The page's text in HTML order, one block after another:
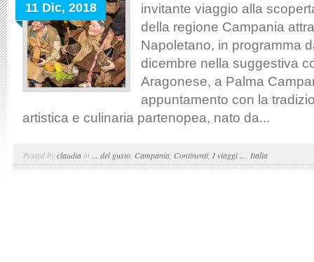
11 Dic, 2018
invitante viaggio alla
della regione Campania
Napoletano, in programma
dicembre nella suggestiva
Aragonese, a Palma
appuntamento con la
artistica e culinaria partenopea, nato da...
Posted byclaudia in ... del gusto Campania Continenti, I viaggi ... Italia